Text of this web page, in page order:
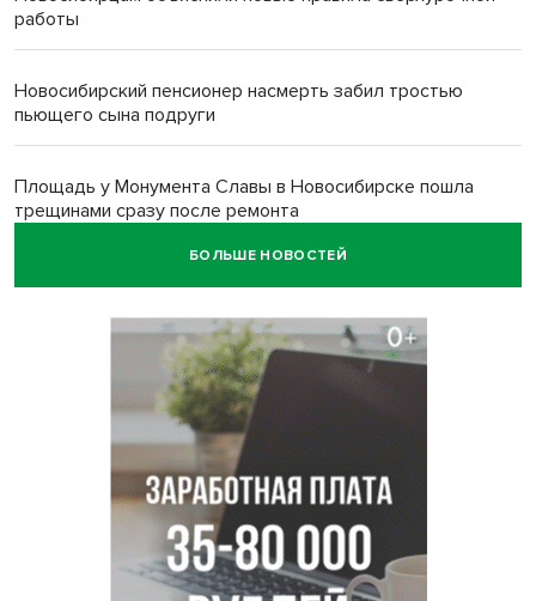
работы
Новосибирский пенсионер насмерть забил тростью
пьющего сына подруги
Площадь у Монумента Славы в Новосибирске пошла
трещинами сразу после ремонта
БОЛЬШЕ НОВОСТЕЙ